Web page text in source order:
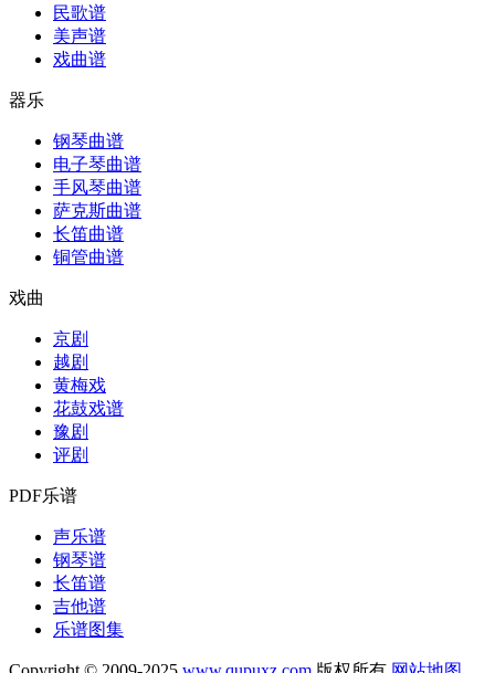
民歌谱
美声谱
戏曲谱
器乐
钢琴曲谱
电子琴曲谱
手风琴曲谱
萨克斯曲谱
长笛曲谱
铜管曲谱
戏曲
京剧
越剧
黄梅戏
花鼓戏谱
豫剧
评剧
PDF乐谱
声乐谱
钢琴谱
长笛谱
吉他谱
乐谱图集